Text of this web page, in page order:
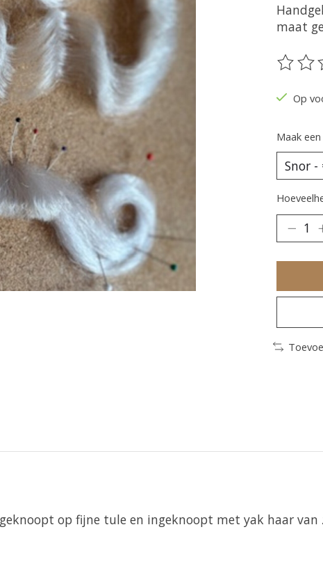
maat
De
Op
Maak een
op fijne tule en ingeknoopt met yak haar